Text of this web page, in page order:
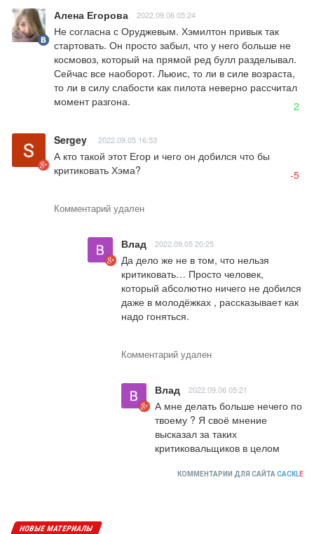
Алена Егорова 2022.09.06 05:24
Не согласна с Оруджевым. Хэмилтон привык так
стартовать. Он просто забыл, что у него больше не
космовоз, который на прямой ред булл разделывал.
Сейчас все наоборот. Льюис, то ли в силе возраста,
то ли в силу слабости как пилота неверно рассчитал
момент разгона.
2
Sergey 2022.09.05 16:53
А кто такой этот Егор и чего он добился что бы
критиковать Хэма?
-5
Комментарий удален
Влад 2022.09.05 20:25
Да дело же не в том, что нельзя
критиковать… Просто человек,
который абсолютно ничего не добился
даже в молодёжках , рассказывает как
надо гоняться.
Комментарий удален
Влад 2022.09.06 05:21
А мне делать больше нечего по
твоему ? Я своё мнение
высказал за таких
критиковальщиков в целом
КОММЕНТАРИИ ДЛЯ САЙТА CACKLE
НОВЫЕ МАТЕРИАЛЫ